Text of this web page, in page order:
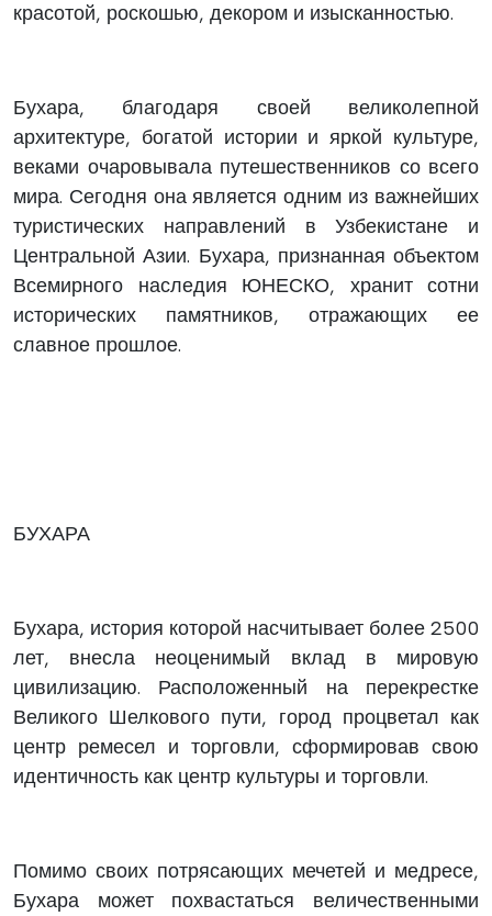
красотой, роскошью, декором и изысканностью.
Бухара, благодаря своей великолепной
архитектуре, богатой истории и яркой культуре,
веками очаровывала путешественников со всего
мира. Сегодня она является одним из важнейших
туристических направлений в Узбекистане и
Центральной Азии. Бухара, признанная объектом
Всемирного наследия ЮНЕСКО, хранит сотни
исторических памятников, отражающих ее
славное прошлое.
БУХАРА
Бухара, история которой насчитывает более 2500
лет, внесла неоценимый вклад в мировую
цивилизацию. Расположенный на перекрестке
Великого Шелкового пути, город процветал как
центр ремесел и торговли, сформировав свою
идентичность как центр культуры и торговли.
Помимо своих потрясающих мечетей и медресе,
Бухара может похвастаться величественными